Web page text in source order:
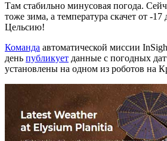
Там стабильно минусовая погода.
тоже зима, а температура скачет от -17
Цельсию!
Команда автоматической миссии
день публикует данные с погодных
установлены на одном из роботов на